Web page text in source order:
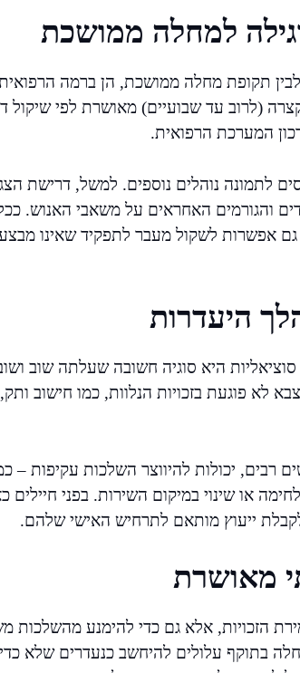
למחלה ממושכת
תקופת מחלה ממושכת, הן ברמה הרפואית
(לרוב עד שבועיים) מאושרת לפי שיקול
המערכת הרפואית.
לתמונה נוהלים נוספים. למשל, דרישת
והגורמים האחראים על משאבי האנוש.
אפשרות לשקול מעבר לתפקיד שאינו
היעדרות
היא סוגיה חשובה שעלתה שוב
לא פוגעת בזכויות הנלוות, כמו חישוב
יכולות להיווצר השלכות עקיפות –
או שינוי במיקום השירות. בפני חיילים
ייעוץ מותאם לתרחיש האישי שלהם.
מאושרת
הזכויות, אלא גם כדי להימנע מהשלכות
בתוקף עלולים להיחשב כנעדרים שלא